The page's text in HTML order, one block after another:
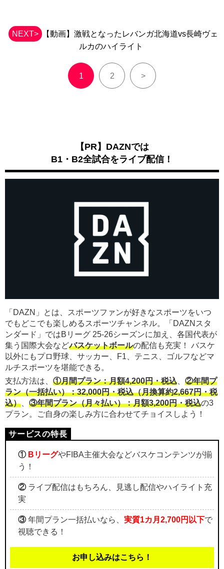
NEXT>
【動画】激戦となったレバンガ北海道vs長崎ヴェ
ルカのハイライト
1 2 >
【PR】DAZNでは
B1・B2全試合をライブ配信！
「DAZN」とは、スポーツファンが好きなスポーツをいつ
でもどこでも楽しめるスポーツチャンネル。「DAZNスタ
ンダード」ではBリーグ 25-26シーズンに加え、各国代表が
集う国際大会などバスケットボールの配信も充実！ バスケ
以外にもプロ野球、サッカー、F1、テニス、ゴルフなどマ
ルチスポーツを堪能できる。
支払方法は、 ①月間プラン：月額4,200円・税込、 ②年間プ
ラン（一括払い）：32,000円・税込（月換算約2,667円・税
込）、 ③年間プラン（月々払い）：月額3,200円・税込の3
プラン。ご自身の楽しみ方に合わせてチョイスしよう！
① BリーグやFIBA主催大会などバスケコンテンツが揃
う！
②ライブ配信はもちろん、見逃し配信やハイライト充
実
③年間プラン一括払いなら、 実質1カ月2,700円以下で
視聴できる！
お申し込みはこちら！